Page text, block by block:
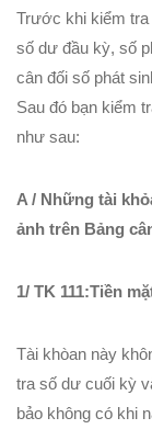
Trước khi kiểm
số dư đầu kỳ, số
cân đối số phát
Sau đó bạn kiểm
như sau:
A / Những tài
ảnh trên Bảng
1/ TK 111:Tiền
Tài khòan này
tra số dư cuối kỳ
bảo không có khi